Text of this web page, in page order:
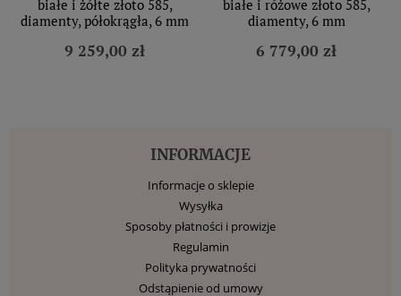
białe i żółte złoto 585,
diamenty, półokrągła, 6 mm
9 259,00 zł
białe i różowe złoto 585,
diamenty, 6 mm
6 779,00 zł
INFORMACJE
Informacje o sklepie
Wysyłka
Sposoby płatności i prowizje
Regulamin
Polityka prywatności
Odstąpienie od umowy